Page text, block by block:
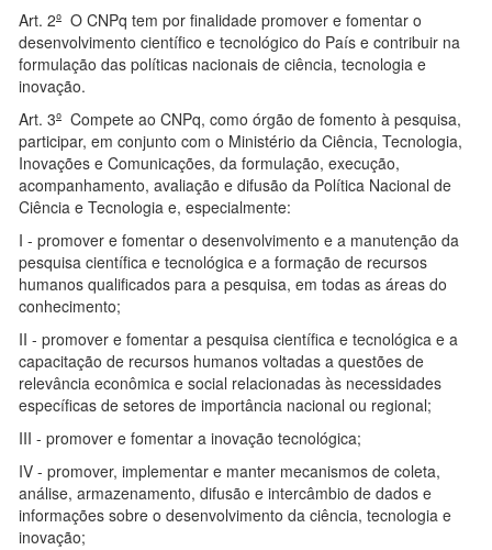
Art. 2º O CNPq tem por finalidade promover e fomentar o
desenvolvimento científico e tecnológico do País e contribuir na
formulação das políticas nacionais de ciência, tecnologia e
inovação.
Art. 3º Compete ao CNPq, como órgão de fomento à pesquisa,
participar, em conjunto com o Ministério da Ciência, Tecnologia,
Inovações e Comunicações, da formulação, execução,
acompanhamento, avaliação e difusão da Política Nacional de
Ciência e Tecnologia e, especialmente:
I - promover e fomentar o desenvolvimento e a manutenção da
pesquisa científica e tecnológica e a formação de recursos
humanos qualificados para a pesquisa, em todas as áreas do
conhecimento;
II - promover e fomentar a pesquisa científica e tecnológica e a
capacitação de recursos humanos voltadas a questões de
relevância econômica e social relacionadas às necessidades
específicas de setores de importância nacional ou regional;
III - promover e fomentar a inovação tecnológica;
IV - promover, implementar e manter mecanismos de coleta,
análise, armazenamento, difusão e intercâmbio de dados e
informações sobre o desenvolvimento da ciência, tecnologia e
inovação;